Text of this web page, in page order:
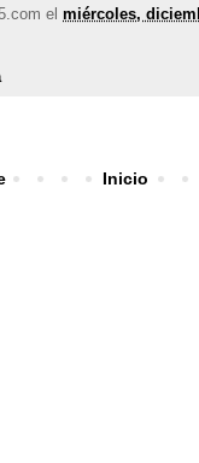
el miércoles,
Inicio